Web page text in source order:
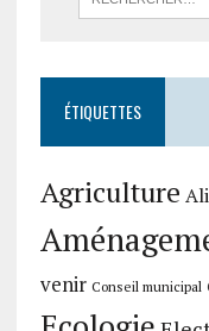
ÉTIQUETTES
Agriculture
venir Conseil municipal